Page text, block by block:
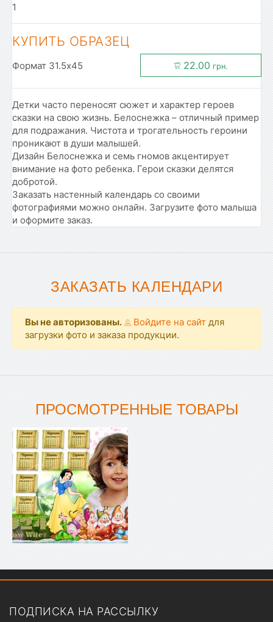
1
КУПИТЬ ОБРАЗЕЦ
Формат 31.5x45 22.00 грн.
Детки часто переносят сюжет и характер героев
сказки на свою жизнь. Белоснежка – отличный пример
для подражания. Чистота и трогательность героини
проникают в души малышей.
Дизайн Белоснежка и семь гномов акцентирует
внимание на фото ребенка. Герои сказки делятся
добротой.
Заказать настенный календарь со своими
фотографиями можно онлайн. Загрузите фото малыша
и оформите заказ.
ЗАКАЗАТЬ КАЛЕНДАРИ
Вы не авторизованы. Войдите на сайт для
загрузки фото и заказа продукции.
ПРОСМОТРЕННЫЕ ТОВАРЫ
ПОДПИСКА НА РАССЫЛКУ